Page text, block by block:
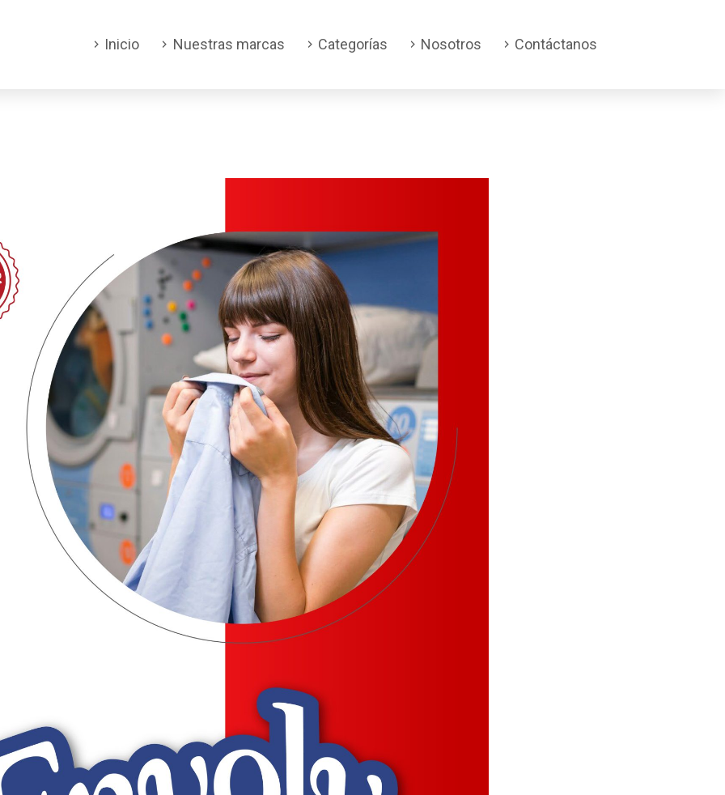
Inicio Nuestras marcas Categorías Nosotros Contáctanos